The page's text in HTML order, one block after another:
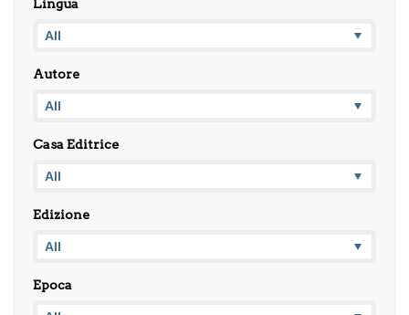
Lingua
Autore
Casa Editrice
Edizione
Epoca